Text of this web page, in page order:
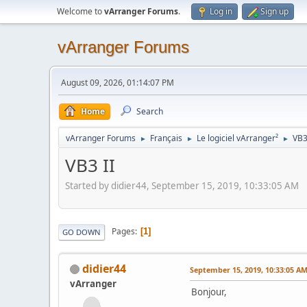
Welcome tovArranger Forums. Log in Sign up
vArranger Forums
August 09, 2026, 01:14:07 PM
Home Search
vArranger Forums ► Français ► Le logiciel vArranger² ►
VB3 II
Started by didier44, September 15, 2019, 10:33:05 AM
GO DOWN Pages 1
didier44
vArranger
September 15, 2019, 10:33:05 AM
Bonjour,